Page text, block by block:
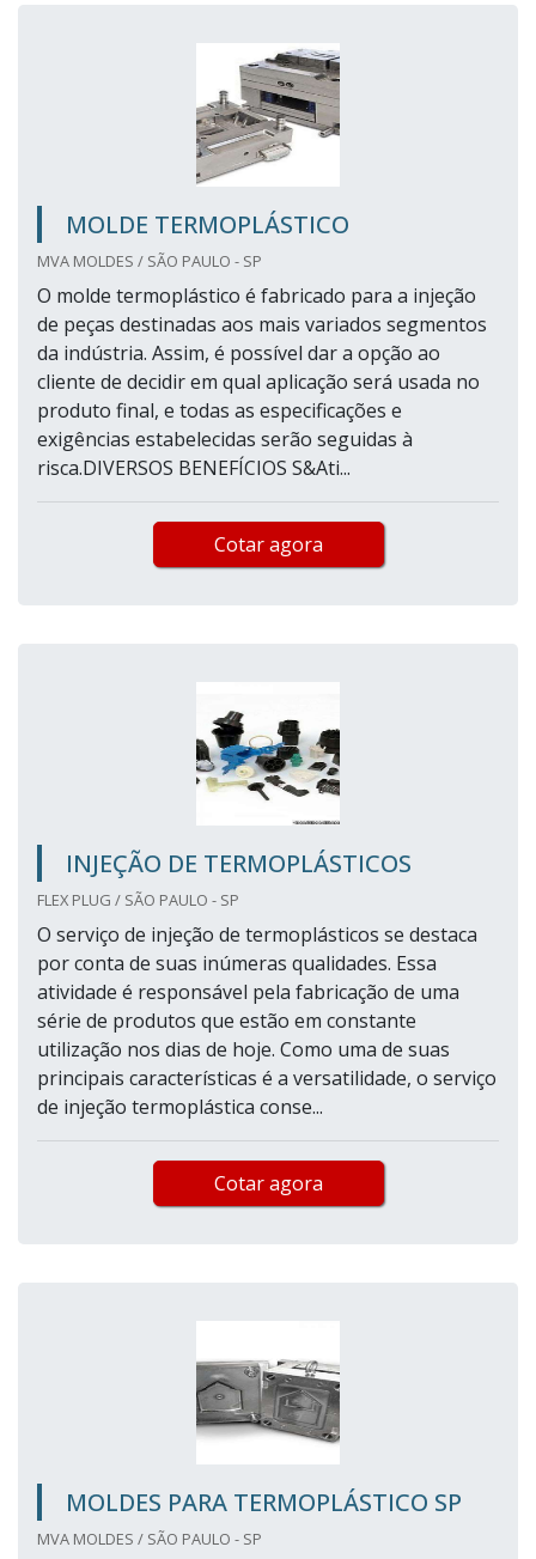
MOLDE TERMOPLÁSTICO
MVA MOLDES / SÃO PAULO - SP
O molde termoplástico é fabricado para a injeção
de peças destinadas aos mais variados segmentos
da indústria. Assim, é possível dar a opção ao
cliente de decidir em qual aplicação será usada no
produto final, e todas as especificações e
exigências estabelecidas serão seguidas à
risca.DIVERSOS BENEFÍCIOS S&Ati...
Cotar agora
INJEÇÃO DE TERMOPLÁSTICOS
FLEX PLUG / SÃO PAULO - SP
O serviço de injeção de termoplásticos se destaca
por conta de suas inúmeras qualidades. Essa
atividade é responsável pela fabricação de uma
série de produtos que estão em constante
utilização nos dias de hoje. Como uma de suas
principais características é a versatilidade, o serviço
de injeção termoplástica conse...
Cotar agora
MOLDES PARA TERMOPLÁSTICO SP
MVA MOLDES / SÃO PAULO - SP